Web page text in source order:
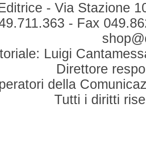
- Via Stazione
- Fax
Luigi
Direttore
della
Tutti i diritti